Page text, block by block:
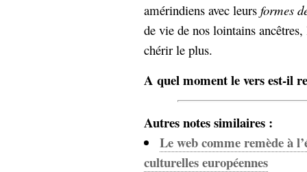
amérindiens avec leurs formes
de vie de nos lointains
chérir le plus.
A quel moment le vers est-il
Autres notes similaires :
Le web comme remède à
culturelles européennes